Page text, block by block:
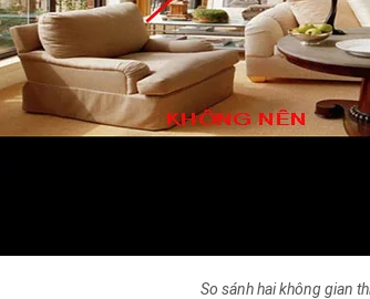
So sánh hai không gian